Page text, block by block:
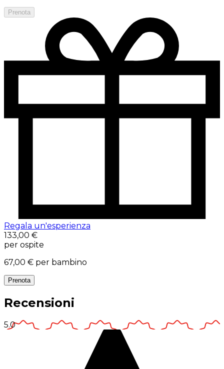
Prenota
Regala un'esperienza
133,00 €
per ospite
67,00 € per bambino
Prenota
Recensioni
5.0